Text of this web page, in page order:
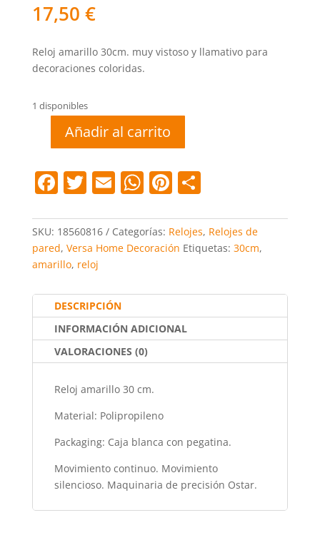
17,50 €
Reloj amarillo 30cm. muy vistoso y llamativo para
decoraciones coloridas.
1 disponibles
30cm.
cantidad
Añadir al carrito
F
c
e
b
o
o
k
T
itt
er
E
ai
l
W
at
s
p
p
Pi
er
e
C
m
p
tir
SKU: 18560816 Categorías: Relojes, Relojes de
pared, Versa Home Decoración Etiquetas: 30cm,
amarillo, reloj
DESCRIPCIÓN
INFORMACIÓN ADICIONAL
VALORACIONES (0)
Reloj amarillo 30 cm.
Material: Polipropileno
Packaging: Caja blanca con pegatina.
Movimiento continuo. Movimiento
silencioso. Maquinaria de precisión Ostar.